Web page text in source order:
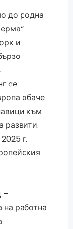
до родна
и
се
обаче
към
развити.
г.
–
на работна